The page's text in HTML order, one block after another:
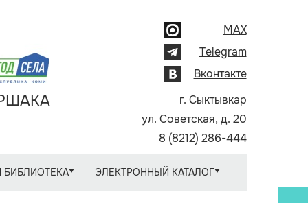
MAX
Telegram
Вконтакте
г. Сыктывкар
ул. Советская, д. 20
8 (8212) 286-444
БИБЛИОТЕКА ЭЛЕКТРОННЫЙ КАТАЛОГ